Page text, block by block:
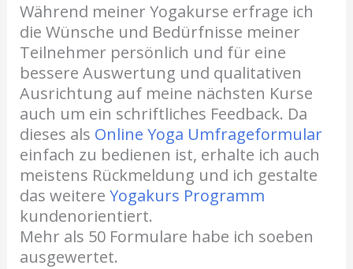
Während meiner Yogakurse erfrage ich
die Wünsche und Bedürfnisse meiner
Teilnehmer persönlich und für eine
bessere Auswertung und qualitativen
Ausrichtung auf meine nächsten Kurse
auch um ein schriftliches Feedback. Da
dieses als Online Yoga Umfrageformular
einfach zu bedienen ist, erhalte ich auch
meistens Rückmeldung und ich gestalte
das weitere Yogakurs Programm
kundenorientiert.
Mehr als 50 Formulare habe ich soeben
ausgewertet.